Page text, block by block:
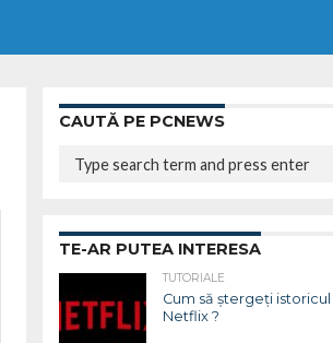
CAUTĂ PE PCNEWS
TE-AR PUTEA INTERESA
TUTORIALE
Cum să ștergeți istoricul
Netflix ?